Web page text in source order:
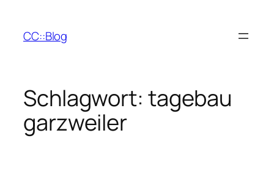
springen
CC::Blog
Schlagwort: tagebau
garzweiler